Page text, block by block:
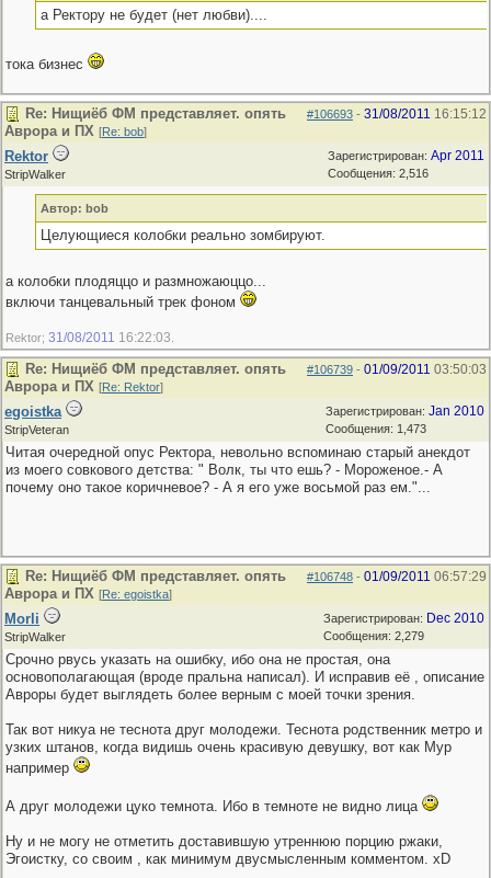
а Ректору не будет (нет любви)....
тока бизнес
#106693 - 31/08/2011 16:15:12
Re: Нищиёб ФМ представляет. опять
Аврора и ПХ [Re: bob]
Зарегистрирован: Apr 2011
Сообщения: 2,516
Rektor
StripWalker
Автор: bob
Целующиеся колобки реально зомбируют.
а колобки плодяццо и размножаюццо...
включи танцевальный трек фоном
Rektor; 31/08/2011 16:22:03
#106739 - 01/09/2011 03:50:03
Re: Нищиёб ФМ представляет. опять
Аврора и ПХ [Re: Rektor]
Зарегистрирован: Jan 2010
Сообщения: 1,473
egoistka
StripVeteran
Читая очередной опус Ректора, невольно вспоминаю старый анекдот
из моего совкового детства: " Волк, ты что ешь? - Мороженое.- А
почему оно такое коричневое? - А я его уже восьмой раз ем."...
#106748 - 01/09/2011 06:57:29
Re: Нищиёб ФМ представляет. опять
Аврора и ПХ [Re: egoistka]
Зарегистрирован: Dec 2010
Сообщения: 2,279
Morli
StripWalker
Срочно рвусь указать на ошибку, ибо она не простая, она
основополагающая (вроде пральна написал). И исправив её , описание
Авроры будет выглядеть более верным с моей точки зрения.
Так вот никуа не теснота друг молодежи. Теснота родственник метро и
узких штанов, когда видишь очень красивую девушку, вот как Мур
например
А друг молодежи цуко темнота. Ибо в темноте не видно лица
Ну и не могу не отметить доставившую утреннюю порцию ржаки,
Эгоистку, со своим , как минимум двусмысленным комментом. xD